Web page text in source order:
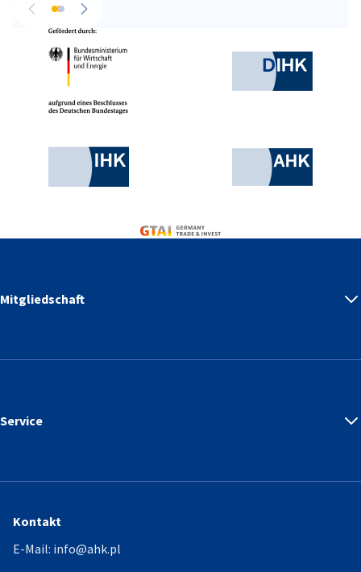
vorherige nächste
Partner
Industrie- und Handelskammer
Germany Trade & Invest
Mitgliedschaft
Service
Kontakt
E-Mail: info@ahk.pl